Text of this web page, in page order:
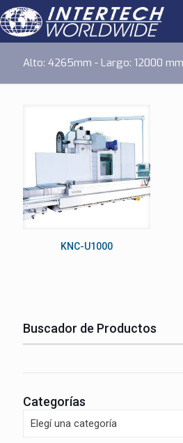
Alto: 4265mm - Largo: 12000
KNC-U1000
Buscador de Productos
Categorías
Elegí una categoría